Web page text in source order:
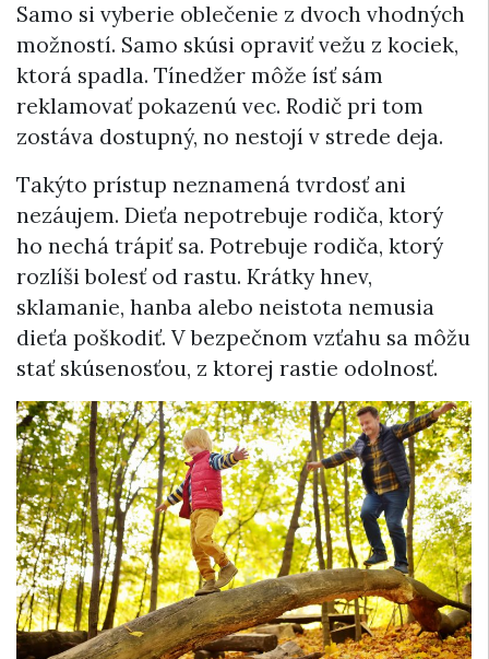
Samo si vyberie oblečenie z dvoch vhodných
možností. Samo skúsi opraviť vežu z kociek,
ktorá spadla. Tínedžer môže ísť sám
reklamovať pokazenú vec. Rodič pri tom
zostáva dostupný, no nestojí v strede deja.
Takýto prístup neznamená tvrdosť ani
nezáujem. Dieťa nepotrebuje rodiča, ktorý
ho nechá trápiť sa. Potrebuje rodiča, ktorý
rozlíši bolesť od rastu. Krátky hnev,
sklamanie, hanba alebo neistota nemusia
dieťa poškodiť. V bezpečnom vzťahu sa môžu
stať skúsenosťou, z ktorej rastie odolnosť.